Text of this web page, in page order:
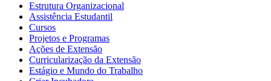
Estrutura Organizacional
Assistência Estudantil
Cursos
Projetos e Programas
Ações de Extensão
Curricularização da Extensão
Estágio e Mundo do Trabalho